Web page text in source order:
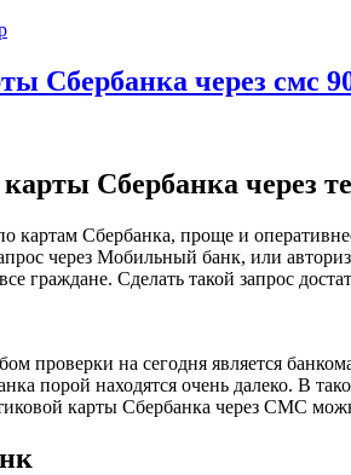
Сбербанка через смс
Сбербанка через
картам Сбербанка, проще и
через Мобильный банк, или
граждане. Сделать такой запрос
проверки на сегодня является
порой находятся очень далеко. В
карты Сбербанка через СМС